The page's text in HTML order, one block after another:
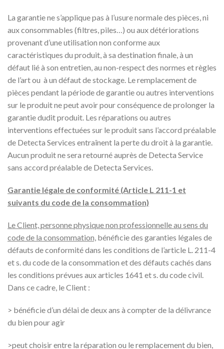
La garantie ne s’applique pas à l’usure normale des pièces, ni
aux consommables (filtres, piles…) ou aux détériorations
provenant d’une utilisation non conforme aux
caractéristiques du produit, à sa destination finale, à un
défaut lié à son entretien, au non-respect des normes et règles
de l’art ou à un défaut de stockage. Le remplacement de
pièces pendant la période de garantie ou autres interventions
sur le produit ne peut avoir pour conséquence de prolonger la
garantie dudit produit. Les réparations ou autres
interventions effectuées sur le produit sans l’accord préalable
de Detecta Services entraînent la perte du droit à la garantie.
Aucun produit ne sera retourné auprès de Detecta Service
sans accord préalable de Detecta Services.
Garantie légale de conformité (Article L 211-1 et
suivants du code de la consommation)
Le Client, personne physique non professionnelle au sens du
code de la consommation, bénéficie des garanties légales de
défauts de conformité dans les conditions de l’article L. 211-4
et s. du code de la consommation et des défauts cachés dans
les conditions prévues aux articles 1641 et s. du code civil.
Dans ce cadre, le Client :
> bénéficie d’un délai de deux ans à compter de la délivrance
du bien pour agir
>peut choisir entre la réparation ou le remplacement du bien,